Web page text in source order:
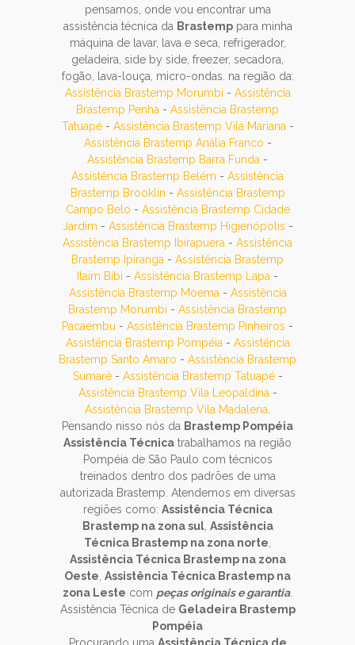
pensamos, onde vou encontrar uma
assistência técnica da Brastemppara minha
máquina de lavar, lava e seca, refrigerador,
geladeira, side by side, freezer, secadora,
fogão, lava-louça, micro-ondas. na região da:
Assistência Brastemp Morumbi - Assistência
Brastemp Penha - Assistência Brastemp
Tatuapé- Assistência Brastemp Vila Mariana -
Assistência Brastemp Anália Franco -
Assistência Brastemp Barra Funda -
Assistência Brastemp Belém - Assistência
Brastemp Brooklin - Assistência Brastemp
Campo Belo - Assistência Brastemp Cidade
Jardim - Assistência Brastemp Higienópolis -
Assistência Brastemp Ibirapuera - Assistência
Brastemp Ipiranga - Assistência Brastemp
Itaim Bibi - Assistência Brastemp Lapa -
Assistência Brastemp Moema - Assistência
Brastemp Morumbi - Assistência Brastemp
Pacaembu - Assistência Brastemp Pinheiros -
Assistência Brastemp Pompéia - Assistência
Brastemp Santo Amaro - Assistência Brastemp
Sumaré- Assistência Brastemp Tatuapé-
Assistência Brastemp Vila Leopaldina -
Assistência Brastemp Vila Madalena
Pensando nisso nós da Brastemp Pompéia
Assistência Técnica trabalhamos na região
Pompéia de São Paulo com técnicos
treinados dentro dos padrões de uma
autorizada Brastemp. Atendemos em diversas
regiões como: Assistência Técnica
Brastemp na zona sul, Assistência
Técnica Brastemp na zona norte
Assistência Técnica Brastemp na zona
Oeste Assistência Técnica Brastemp na
zona Leste com peças originais e garantia.
Assistência Técnica de Geladeira Brastemp
Pompéia